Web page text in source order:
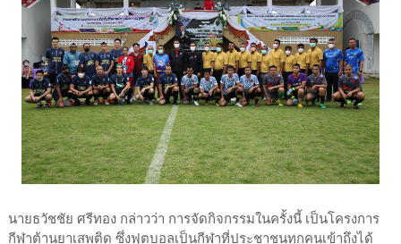
นายธวัชชัย ศรีทอง กล่าวว่า การจัดกิจกรรมในครั้งนี้ เป็นโครงการ
กีฬาต้านยาเสพติด ซึ่งฟุตบอลเป็นกีฬาที่ประชาชนทุกคนเข้าถึงได้